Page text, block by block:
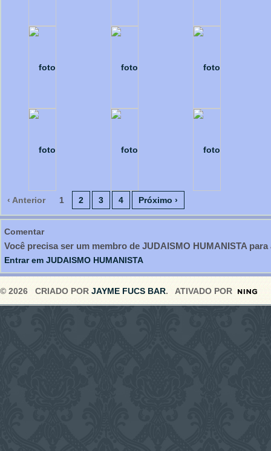
‹ Anterior 1 2 3 4 Próximo ›
Comentar
Você precisa ser um membro de JUDAISMO HUMANISTA
Entrar em JUDAISMO HUMANISTA
© 2026 CRIADO POR JAYME FUCS BAR. ATIVADO POR